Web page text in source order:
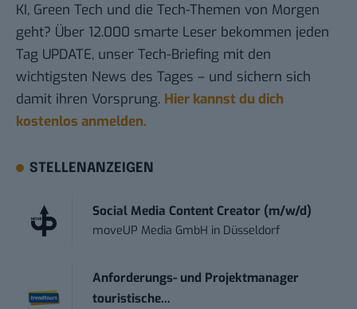
KI, Green Tech und die Tech-Themen von Morgen
geht? Über 12.000 smarte Leser bekommen jeden
Tag UPDATE, unser Tech-Briefing mit den
wichtigsten News des Tages – und sichern sich
damit ihren Vorsprung. Hier kannst du dich
kostenlos anmelden.
STELLENANZEIGEN
Social Media Content Creator (m/w/d)
moveUP Media GmbH in Düsseldorf
Anforderungs- und Projektmanager
touristische...